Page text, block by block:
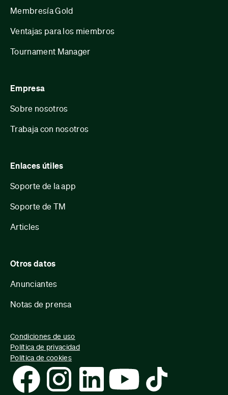
Membresía Gold
Ventajas para los miembros
Tournament Manager
Empresa
Sobre nosotros
Trabaja con nosotros
Enlaces útiles
Soporte de la app
Soporte de TM
Articles
Otros datos
Anunciantes
Notas de prensa
Condiciones de uso
Política de privacidad
Política de cookies